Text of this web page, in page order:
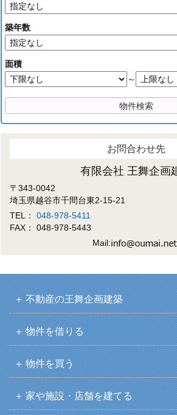
築年数
面積
～
お問合わせ先
有限会社 王舞企画
〒343-0042
埼玉県越谷市千間台東2-15-21
TEL：048-978-5411
FAX： 048-978-5443
Mail:
不動産の王舞企画建築
物件を借りる
物件を買う
家や施設・店舗を建てる